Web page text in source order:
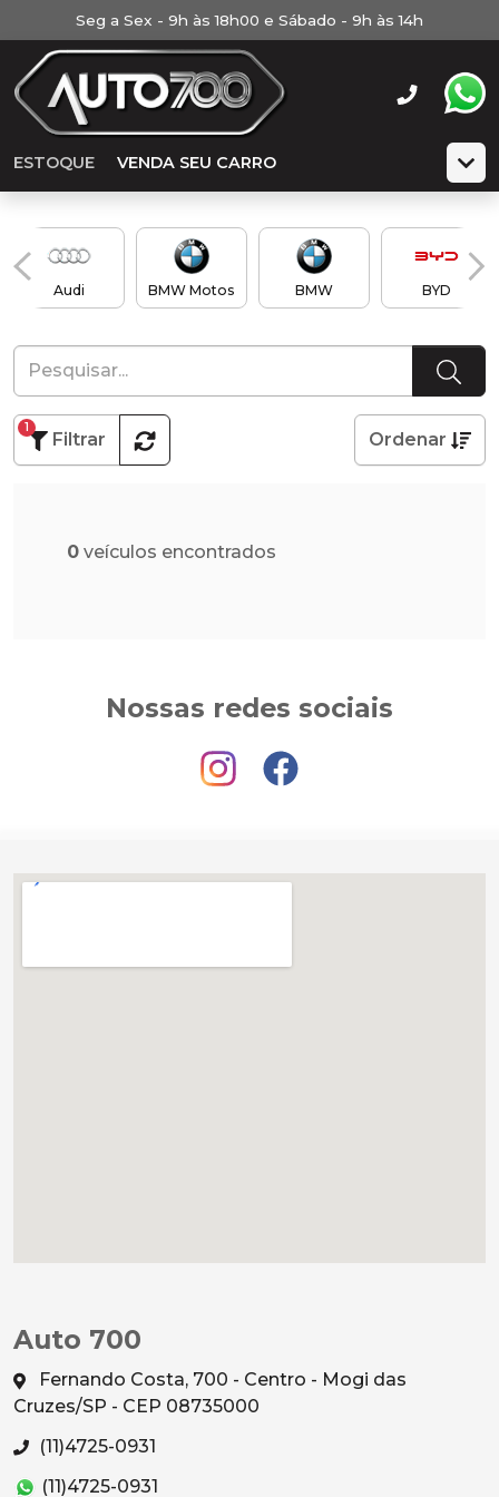
Seg a Sex - 9h às 18h00 e Sábado - 9h às 14h
ESTOQUE VENDA SEU CARRO
Audi BMW Motos BMW BYD
Filtrar
1
Ordenar
0 veículos encontrados
Nossas redes sociais
Auto 700
Fernando Costa, 700 - Centro - Mogi das
Cruzes/SP - CEP 08735000
(11)4725-0931
(11)4725-0931